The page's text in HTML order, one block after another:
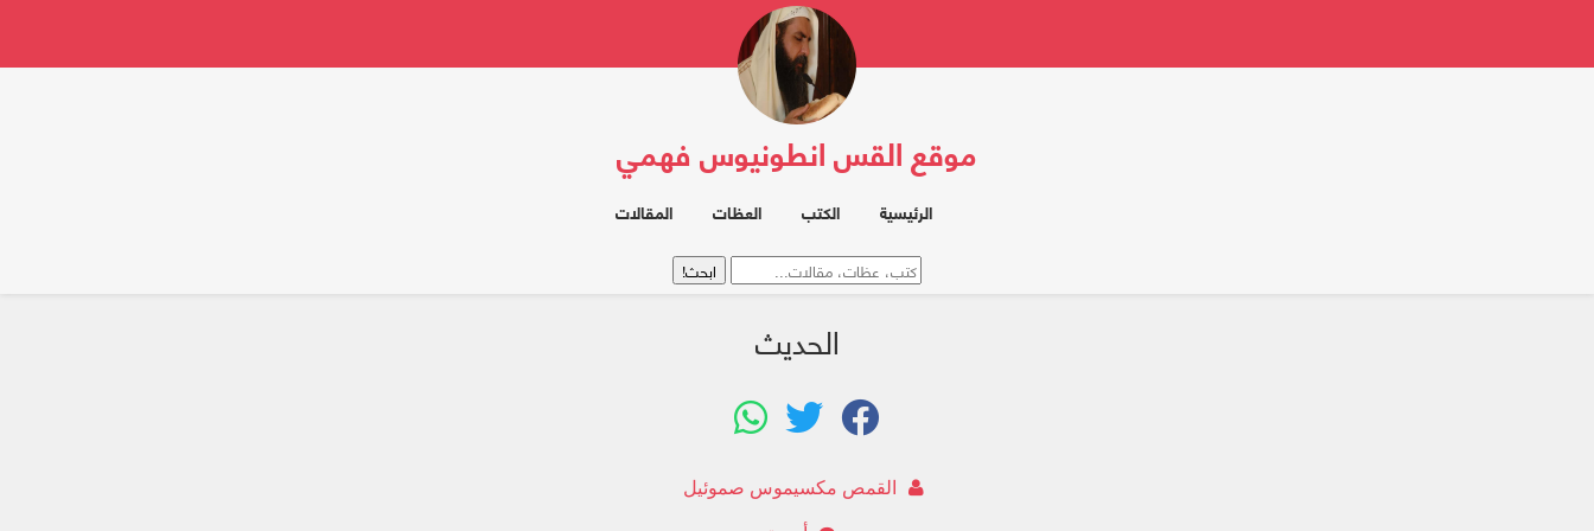
موقع القس انطونيوس فهمي
الرئيسية الكتب العظات المقالات
الحديث
القمص مكسيموس صموئيل